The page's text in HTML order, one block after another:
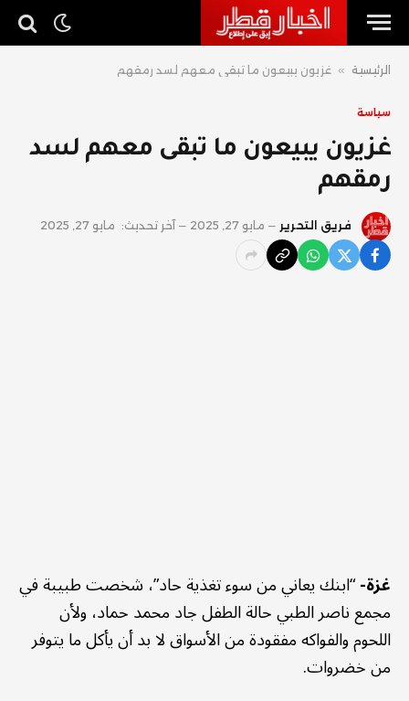
الرئيسية » غزيون يبيعون ما تبقى معهم لسد رمقهم
سياسة
غزيون يبيعون ما تبقى معهم لسد
رمقهم
فريق التحرير مايو 27, 2025 آخر تحديث: مايو 27, 2025
غزة-“ابنك يعاني من سوء تغذية حاد”، شخصت طبيبة في
مجمع ناصر الطبي حالة الطفل جاد محمد حماد، ولأن
اللحوم والفواكه مفقودة من الأسواق لا بد أن يأكل ما يتوفر
من خضروات.